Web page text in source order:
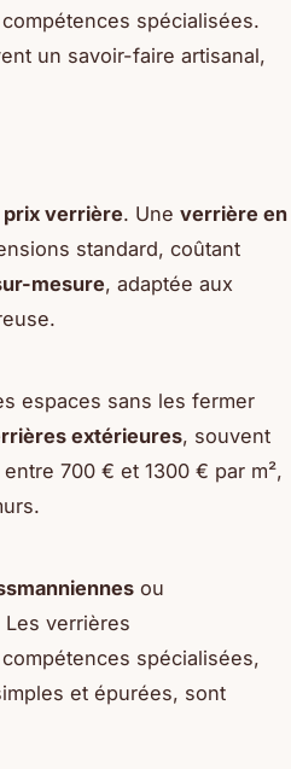
spécialisées.
un savoir-faire artisanal,
prix verrière. Une verrière en
standard, coûtant
mesure, adaptée aux
espaces sans les fermer
extérieures, souvent
700 € et 1300 € par m²,
ou
verrières
spécialisées,
et épurées, sont